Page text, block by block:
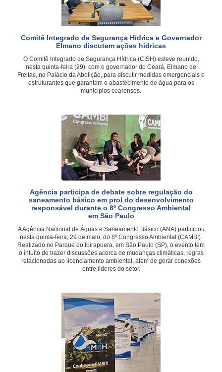
Comitê Integrado de Segurança Hídrica e Governador
Elmano discutem ações hídricas
O Comitê Integrado de Segurança Hídrica (CISH) esteve reunido,
nesta quinta-feira (29), com o governador do Ceará, Elmano de
Freitas, no Palácio da Abolição, para discutir medidas emergenciais e
estruturantes que garantam o abastecimento de água para os
municípios cearenses.
Agência participa de debate sobre regulação do
saneamento básico em prol do desenvolvimento
responsável durante o 8º Congresso Ambiental
em São Paulo
A Agência Nacional de Águas e Saneamento Básico (ANA) participou
nesta quinta-feira, 29 de maio, do 8º Congresso Ambiental (CAMBI).
Realizado no Parque do Ibirapuera, em São Paulo (SP), o evento tem
o intuito de trazer discussões acerca de mudanças climáticas, regras
relacionadas ao licenciamento ambiental, além de gerar conexões
entre líderes do setor.